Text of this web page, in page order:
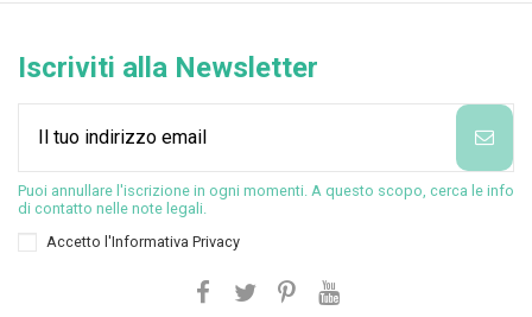
Iscriviti alla Newsletter
Puoi annullare l'iscrizione in ogni momenti. A questo scopo, cerca le info
di contatto nelle note legali.
Accetto l'Informativa Privacy